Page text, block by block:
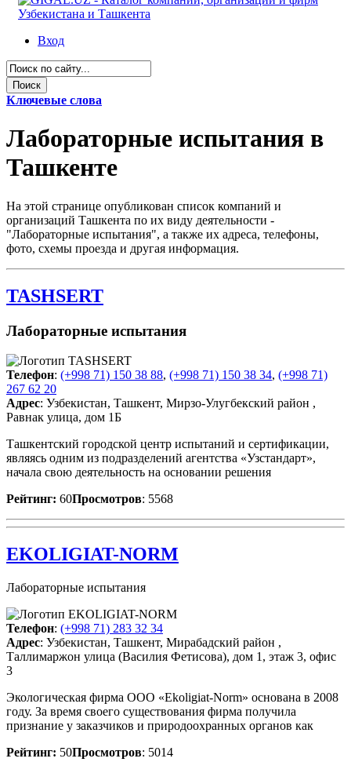
Вход
Ключевые слова
Лабораторные испытания в
Ташкенте
На этой странице опубликован список компаний и
организаций Ташкента по их виду деятельности -
"Лабораторные испытания", а также их адреса, телефоны,
фото, схемы проезда и другая информация.
TASHSERT
Лабораторные испытания
Телефон: (+998 71) 150 38 88, (+998 71) 150 38 34, (+998 71)
267 62 20
Адрес: Узбекистан, Ташкент, Мирзо-Улугбекский район ,
Равнак улица, дом 1Б
Ташкентский городской центр испытаний и сертификации,
являясь одним из подразделений агентства «Узстандарт»,
начала свою деятельность на основании решения
Рейтинг: 60Просмотров: 5568
EKOLIGIAT-NORM
Лабораторные испытания
Телефон: (+998 71) 283 32 34
Адрес: Узбекистан, Ташкент, Мирабадский район ,
Таллимаржон улица (Василия Фетисова), дом 1, этаж 3, офис
3
Экологическая фирма ООО «Ekoligiat-Norm» основана в 2008
году. За время своего существования фирма получила
признание у заказчиков и природоохранных органов как
Рейтинг: 50Просмотров: 5014